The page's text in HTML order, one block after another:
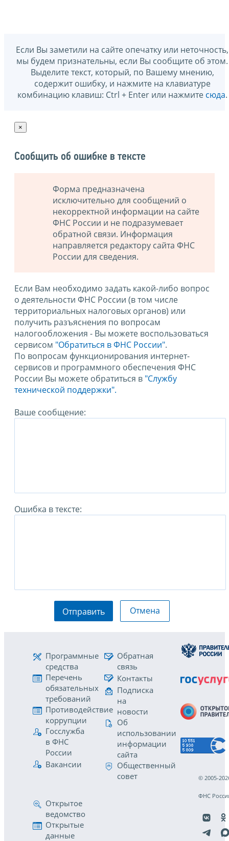
Если Вы заметили на сайте опечатку или неточность,
мы будем признательны, если Вы сообщите об этом.
Выделите текст, который, по Вашему мнению,
содержит ошибку, и нажмите на клавиатуре
комбинацию клавиш: Ctrl + Enter или нажмите сюда.
×
Сообщить об ошибке в тексте
Форма предназначена
исключительно для сообщений о
некорректной информации на сайте
ФНС России и не подразумевает
обратной связи. Информация
направляется редактору сайта ФНС
России для сведения.
Если Вам необходимо задать какой-либо вопрос
о деятельности ФНС России (в том числе
территориальных налоговых органов) или
получить разъяснения по вопросам
налогообложения - Вы можете воспользоваться
сервисом "Обратиться в ФНС России".
По вопросам функционирования интернет-
сервисов и программного обеспечения ФНС
России Вы можете обратиться в "Службу
технической поддержки".
Ваше сообщение:
Ошибка в тексте:
Отправить Отмена
Программные
средства
Перечень
обязательных
требований
Противодействие
коррупции
Госслужба
в ФНС
России
Вакансии
Обратная
связь
Контакты
Подписка
на
новости
Об
использовании
информации
сайта
Общественный
совет
Открытое
ведомство
Открытые
данные
© 2005-
ФНС